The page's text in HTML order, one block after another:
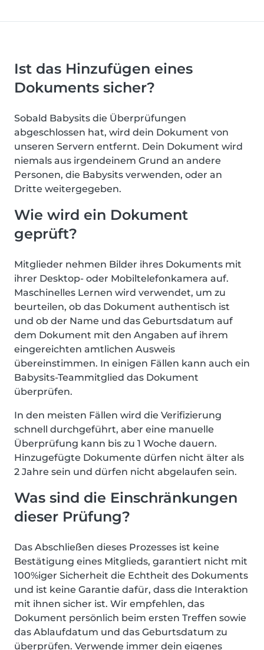
Ist das Hinzufügen eines
Dokuments sicher?
Sobald Babysits die Überprüfungen
abgeschlossen hat, wird dein Dokument von
unseren Servern entfernt. Dein Dokument wird
niemals aus irgendeinem Grund an andere
Personen, die Babysits verwenden, oder an
Dritte weitergegeben.
Wie wird ein Dokument
geprüft?
Mitglieder nehmen Bilder ihres Dokuments mit
ihrer Desktop- oder Mobiltelefonkamera auf.
Maschinelles Lernen wird verwendet, um zu
beurteilen, ob das Dokument authentisch ist
und ob der Name und das Geburtsdatum auf
dem Dokument mit den Angaben auf ihrem
eingereichten amtlichen Ausweis
übereinstimmen. In einigen Fällen kann auch ein
Babysits-Teammitglied das Dokument
überprüfen.
In den meisten Fällen wird die Verifizierung
schnell durchgeführt, aber eine manuelle
Überprüfung kann bis zu 1 Woche dauern.
Hinzugefügte Dokumente dürfen nicht älter als
2 Jahre sein und dürfen nicht abgelaufen sein.
Was sind die Einschränkungen
dieser Prüfung?
Das Abschließen dieses Prozesses ist keine
Bestätigung eines Mitglieds, garantiert nicht mit
100%iger Sicherheit die Echtheit des Dokuments
und ist keine Garantie dafür, dass die Interaktion
mit ihnen sicher ist. Wir empfehlen, das
Dokument persönlich beim ersten Treffen sowie
das Ablaufdatum und das Geburtsdatum zu
überprüfen. Verwende immer dein eigenes